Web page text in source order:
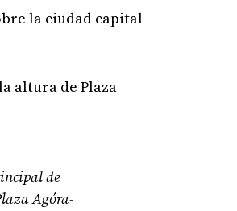
la ciudad capital
altura de Plaza
de
Agóra-